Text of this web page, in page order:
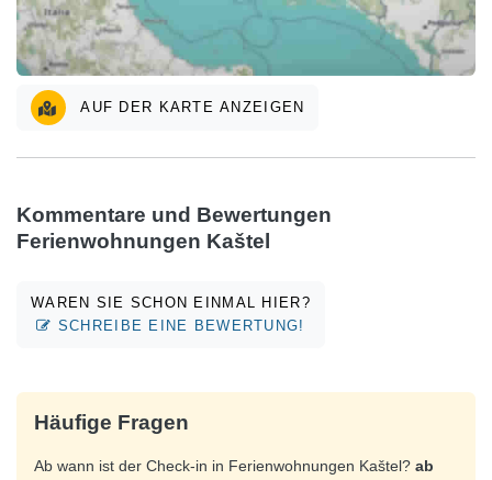
AUF DER KARTE ANZEIGEN
Kommentare und Bewertungen
Ferienwohnungen Kaštel
WAREN SIE SCHON EINMAL HIER?
SCHREIBE EINE BEWERTUNG!
Häufige Fragen
Ab wann ist der Check-in in Ferienwohnungen Kaštel? ab